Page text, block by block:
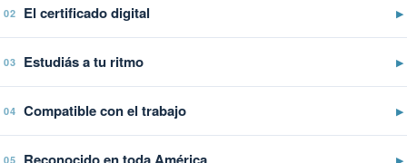
02 El certificado digital ▶
03 Estudiás a tu ritmo ▶
04 Compatible con el trabajo ▶
05 ▶